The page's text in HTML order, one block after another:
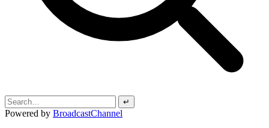
↵
Powered by BroadcastChannel